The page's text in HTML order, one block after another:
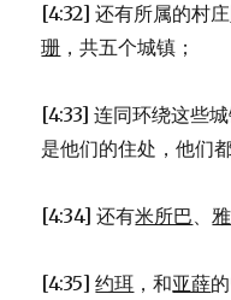
[4:32] 还有所属的村庄
珊 ，共五个城镇；
[4:33] 连同环绕这些
是他们的住处，他们都
[4:34] 还有米所巴、
[4:35]约珥 ，和亚薛